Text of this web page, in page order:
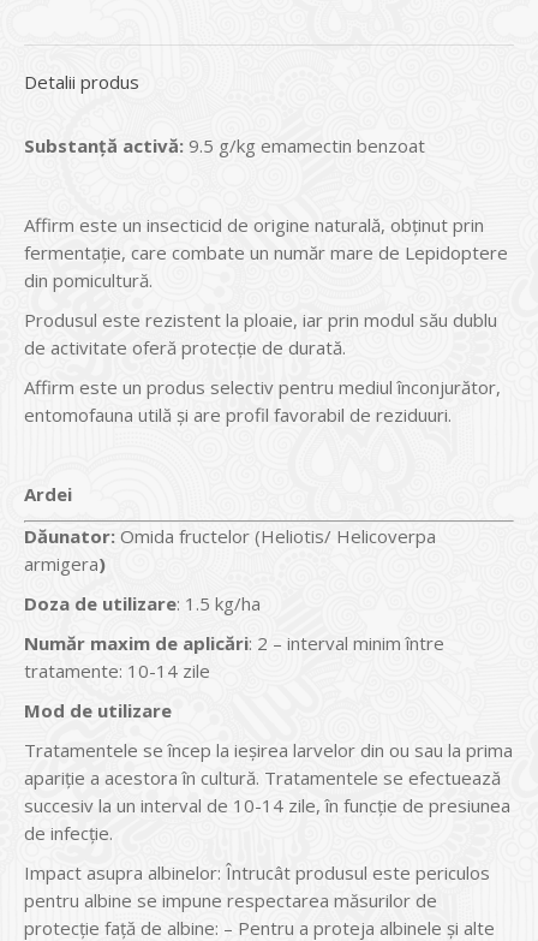
Detalii produs
Substanță activă: 9.5 g/kg emamectin benzoat
Affirm este un insecticid de origine naturală, obţinut prin
fermentaţie, care combate un număr mare de Lepidoptere
din pomicultură.
Produsul este rezistent la ploaie, iar prin modul său dublu
de activitate oferă protecţie de durată.
Affirm este un produs selectiv pentru mediul înconjurător,
entomofauna utilă şi are profil favorabil de reziduuri.
Ardei
Dăunator: Omida fructelor (Heliotis/ Helicoverpa
armigera)
Doza de utilizare: 1.5 kg/ha
Număr maxim de aplicări: 2 – interval minim între
tratamente: 10-14 zile
Mod de utilizare
Tratamentele se încep la ieşirea larvelor din ou sau la prima
apariţie a acestora în cultură. Tratamentele se efectuează
succesiv la un interval de 10-14 zile, în funcție de presiunea
de infecție.
Impact asupra albinelor: Întrucât produsul este periculos
pentru albine se impune respectarea măsurilor de
protecţie faţă de albine: – Pentru a proteja albinele şi alte